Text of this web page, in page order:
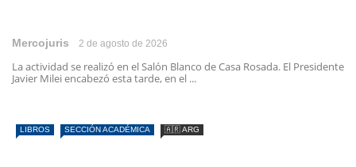
Mercojuris 2 de agosto de 2026
La actividad se realizó en el Salón Blanco de Casa Rosada. El Presidente
Javier Milei encabezó esta tarde, en el ...
LIBROS SECCIÓN ACADÉMICA 🇦🇷 ARG